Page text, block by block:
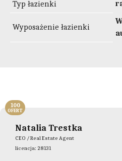
Typ łazienki
Wyposażenie łazienki
Natalia Trestka
CEO / Real Estate Agent
licencja: 28131
100
OFERT